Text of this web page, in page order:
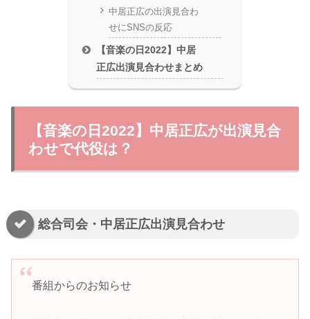
中居正広の出演見合わ
せにSNSの反応
【音楽の日2022】中居
正広出演見合わせまとめ
【音楽の日2022】中居正広が出演見合
わせで代役は？
総合司会・中居正広出演見合わせ
番組からのお知らせ